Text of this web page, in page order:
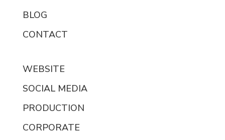
BLOG
CONTACT
WEBSITE
SOCIAL MEDIA
PRODUCTION
CORPORATE